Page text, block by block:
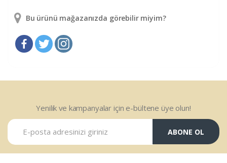
Bu ürünü mağazanızda görebilir miyim?
Yenilik ve kampanyalar için e-bültene üye olun!
ABONE OL